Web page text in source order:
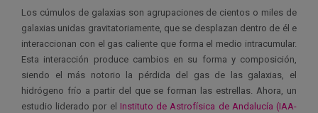
Los cúmulos de galaxias son agrupaciones de cientos o miles de
galaxias unidas gravitatoriamente, que se desplazan dentro de él e
interaccionan con el gas caliente que forma el medio intracumular.
Esta interacción produce cambios en su forma y composición,
siendo el más notorio la pérdida del gas de las galaxias, el
hidrógeno frío a partir del que se forman las estrellas. Ahora, un
estudio liderado por el Instituto de Astrofísica de Andalucía (IAA-